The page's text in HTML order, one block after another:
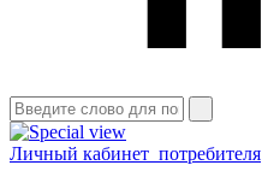
Личный кабинет потребителя